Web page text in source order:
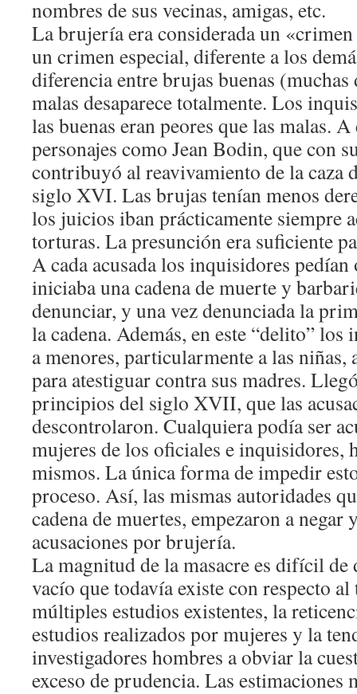
nombres de sus vecinas, amigas, etc.
La brujería era considerada un
un crimen especial, diferente a los
diferencia entre brujas buenas (muchas
malas desaparece totalmente. Los
las buenas eran peores que las malas.
personajes como Jean Bodin, que con
contribuyó al reavivamiento de la caza
siglo XVI. Las brujas tenían menos
los juicios iban prácticamente siempre
torturas. La presunción era suficiente
A cada acusada los inquisidores
iniciaba una cadena de muerte y
denunciar, y una vez denunciada la
la cadena. Además, en este “delito”
a menores, particularmente a las niñas,
para atestiguar contra sus madres.
principios del siglo XVII, que las
descontrolaron. Cualquiera podía ser
mujeres de los oficiales e inquisidores,
mismos. La única forma de impedir
proceso. Así, las mismas autoridades
cadena de muertes, empezaron a negar
acusaciones por brujería.
La magnitud de la masacre es difícil de
vacío que todavía existe con respecto al
múltiples estudios existentes, la
estudios realizados por mujeres y la
investigadores hombres a obviar la
exceso de prudencia. Las estimaciones